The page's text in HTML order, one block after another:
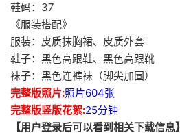
鞋码：37
《服装搭配》
服装：皮质抹胸裙、皮质外套
鞋子：黑色高跟鞋、黑色高跟靴
袜子：黑色连裤袜（脚尖加固）
完整版照片:照片604张
完整版竖版花絮:25分钟
【用户登录后可以看到相关下载信息】